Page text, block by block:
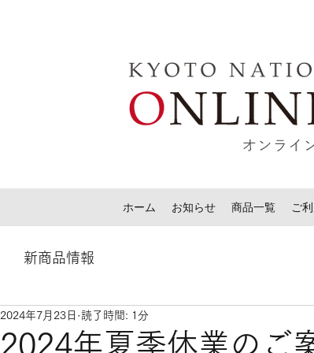
ホーム お知らせ 商品一覧 ご
新商品情報
2024年夏季休業のご
2024年7月23日 読了時間: 1分